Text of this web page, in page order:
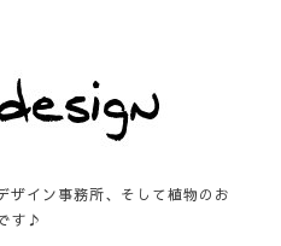
ザイン事務所、そして植物のお
す♪